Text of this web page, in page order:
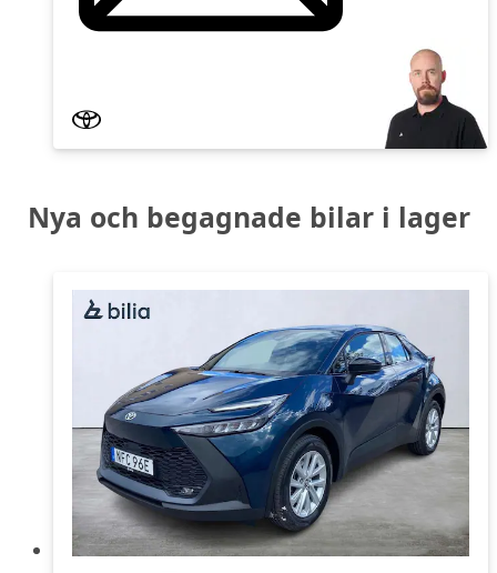
Nya och begagnade bilar i lager